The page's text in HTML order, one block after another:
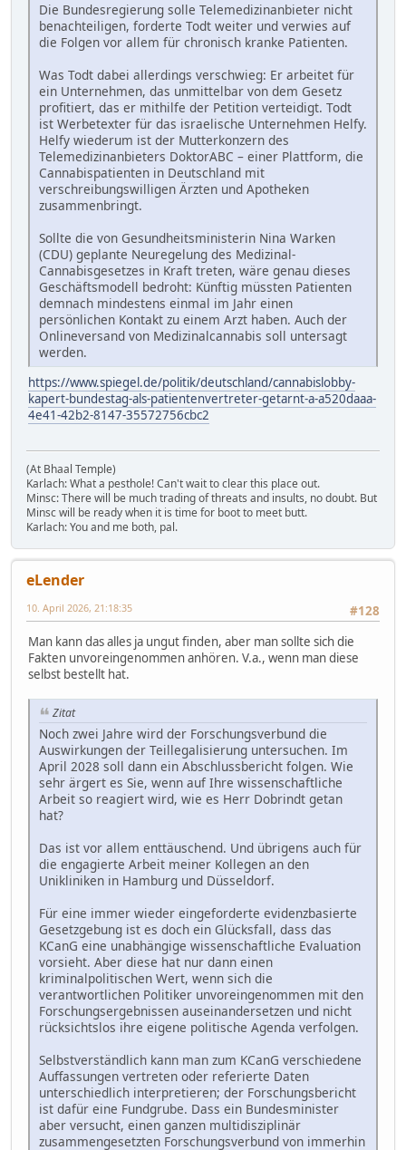
Die Bundesregierung solle Telemedizinanbieter nicht
benachteiligen, forderte Todt weiter und verwies auf
die Folgen vor allem für chronisch kranke Patienten.
Was Todt dabei allerdings verschwieg: Er arbeitet für
ein Unternehmen, das unmittelbar von dem Gesetz
profitiert, das er mithilfe der Petition verteidigt. Todt
ist Werbetexter für das israelische Unternehmen Helfy.
Helfy wiederum ist der Mutterkonzern des
Telemedizinanbieters DoktorABC – einer Plattform, die
Cannabispatienten in Deutschland mit
verschreibungswilligen Ärzten und Apotheken
zusammenbringt.
Sollte die von Gesundheitsministerin Nina Warken
(CDU) geplante Neuregelung des Medizinal-
Cannabisgesetzes in Kraft treten, wäre genau dieses
Geschäftsmodell bedroht: Künftig müssten Patienten
demnach mindestens einmal im Jahr einen
persönlichen Kontakt zu einem Arzt haben. Auch der
Onlineversand von Medizinalcannabis soll untersagt
werden.
https://www.spiegel.de/politik/deutschland/cannabislobby-
kapert-bundestag-als-patientenvertreter-getarnt-a-a520daaa-
4e41-42b2-8147-35572756cbc2
(At Bhaal Temple)
Karlach: What a pesthole! Can't wait to clear this place out.
Minsc: There will be much trading of threats and insults, no doubt. But
Minsc will be ready when it is time for boot to meet butt.
Karlach: You and me both, pal.
eLender
#128
10. April 2026, 21:18:35
Man kann das alles ja ungut finden, aber man sollte sich die
Fakten unvoreingenommen anhören. V.a., wenn man diese
selbst bestellt hat.
Zitat
Noch zwei Jahre wird der Forschungsverbund die
Auswirkungen der Teillegalisierung untersuchen. Im
April 2028 soll dann ein Abschlussbericht folgen. Wie
sehr ärgert es Sie, wenn auf Ihre wissenschaftliche
Arbeit so reagiert wird, wie es Herr Dobrindt getan
hat?
Das ist vor allem enttäuschend. Und übrigens auch für
die engagierte Arbeit meiner Kollegen an den
Unikliniken in Hamburg und Düsseldorf.
Für eine immer wieder eingeforderte evidenzbasierte
Gesetzgebung ist es doch ein Glücksfall, dass das
KCanG eine unabhängige wissenschaftliche Evaluation
vorsieht. Aber diese hat nur dann einen
kriminalpolitischen Wert, wenn sich die
verantwortlichen Politiker unvoreingenommen mit den
Forschungsergebnissen auseinandersetzen und nicht
rücksichtslos ihre eigene politische Agenda verfolgen.
Selbstverständlich kann man zum KCanG verschiedene
Auffassungen vertreten oder referierte Daten
unterschiedlich interpretieren; der Forschungsbericht
ist dafür eine Fundgrube. Dass ein Bundesminister
aber versucht, einen ganzen multidisziplinär
zusammengesetzten Forschungsverbund von immerhin